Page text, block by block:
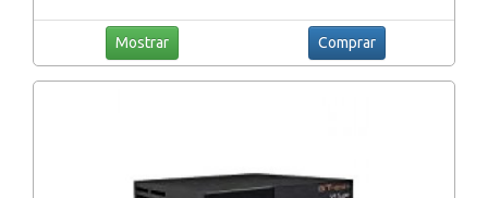
Mostrar Comprar